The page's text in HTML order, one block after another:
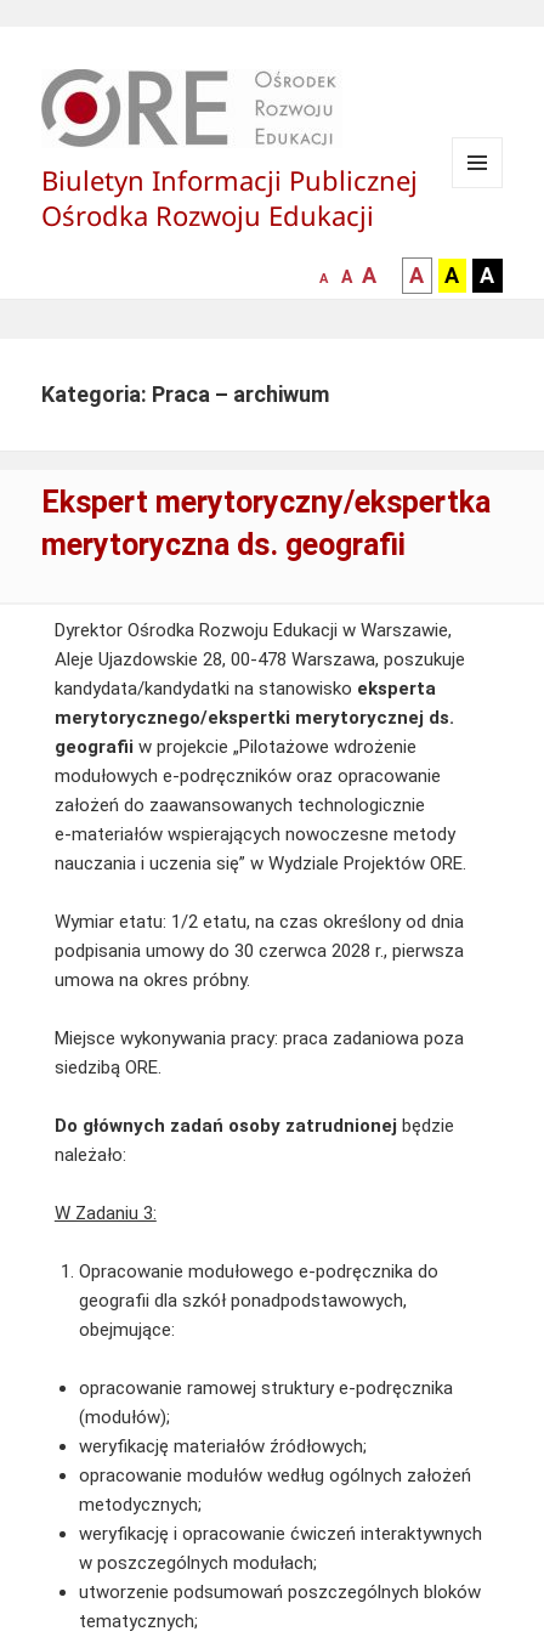
Biuletyn Informacji Publicznej
Ośrodka Rozwoju Edukacji
mniejsza
A
normalna
A
większa-
czcionka
A
kontrast
czarny
A
kontrast
czarny
A
żółty
A
Kategoria: Praca – archiwum
Ekspert merytoryczny/ekspertka
merytoryczna ds. geografii
Dyrektor Ośrodka Rozwoju Edukacji w Warszawie,
Aleje Ujazdowskie 28, 00-478 Warszawa, poszukuje
kandydata/kandydatki na stanowisko eksperta
merytorycznego/ekspertki merytorycznej ds.
geografii w projekcie „Pilotażowe wdrożenie
modułowych e-podręczników oraz opracowanie
założeń do zaawansowanych technologicznie
e‑materiałów wspierających nowoczesne metody
nauczania i uczenia się” w Wydziale Projektów ORE.
Wymiar etatu: 1/2 etatu, na czas określony od dnia
podpisania umowy do 30 czerwca 2028 r., pierwsza
umowa na okres próbny.
Miejsce wykonywania pracy: praca zadaniowa poza
siedzibą ORE.
Do głównych zadań osoby zatrudnionej będzie
należało:
W Zadaniu 3:
Opracowanie modułowego e-podręcznika do
geografii dla szkół ponadpodstawowych,
obejmujące:
opracowanie ramowej struktury e-podręcznika
(modułów);
weryfikację materiałów źródłowych;
opracowanie modułów według ogólnych założeń
metodycznych;
weryfikację i opracowanie ćwiczeń interaktywnych
w poszczególnych modułach;
utworzenie podsumowań poszczególnych bloków
tematycznych;